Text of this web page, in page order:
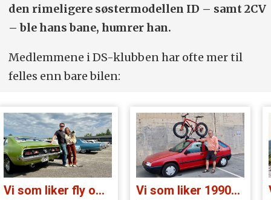
den rimeligere søstermodellen ID – samt 2CV
– ble hans bane, humrer han.
Medlemmene i DS-klubben har ofte mer til
felles enn bare bilen:
Vi som liker fly og biler: Vi som liker 1990-talls-biler: